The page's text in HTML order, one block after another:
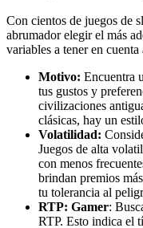
Con cientos de juegos de
abrumador elegir el más
variables a tener en
Motivo: Encuentra
tus gustos y
civilizaciones
clásicas, hay un
Volatilidad:
Juegos de alta
con menos
brindan premios
tu tolerancia al
RTP: Gamer:
RTP. Esto indica el